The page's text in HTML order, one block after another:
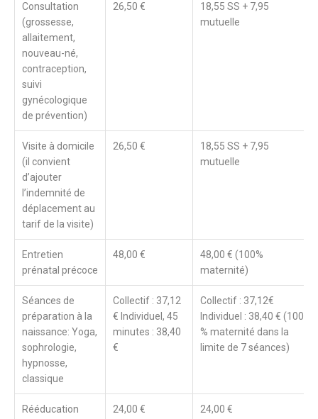
Consultation
(grossesse,
allaitement,
nouveau-né,
contraception,
suivi
gynécologique
de prévention)
26,50 €
18,55 SS + 7,95
mutuelle
Visite à domicile
(il convient
d’ajouter
l’indemnité de
déplacement au
tarif de la visite)
26,50 €
18,55 SS + 7,95
mutuelle
Entretien
prénatal précoce
48,00 €
48,00 € (100%
maternité)
Séances de
préparation à la
naissance: Yoga,
sophrologie,
hypnosse,
classique
Collectif : 37,12
€ Individuel, 45
minutes : 38,40
€
Collectif : 37,12€
Individuel : 38,40 € (100
% maternité dans la
limite de 7 séances)
Rééducation
24,00 € 24,00 €